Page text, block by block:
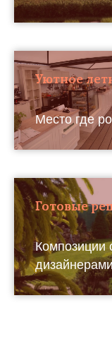
Уютное
Место где
Готовые